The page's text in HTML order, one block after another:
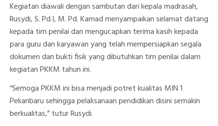
Kegiatan diawali dengan sambutan dari kepala madrasah,
Rusydi, S. Pd.I, M. Pd. Kamad menyampaikan selamat datang
kepada tim penilai dan mengucapkan terima kasih kepada
para guru dan karyawan yang telah mempersiapkan segala
dokumen dan bukti fisik yang dibutuhkan tim penilai dalam
kegiatan PKKM tahun ini.
“Semoga PKKM ini bisa menjadi potret kualitas MIN 1
Pekanbaru sehingga pelaksanaan pendidikan disini semakin
berkualitas,” tutur Rusydi.